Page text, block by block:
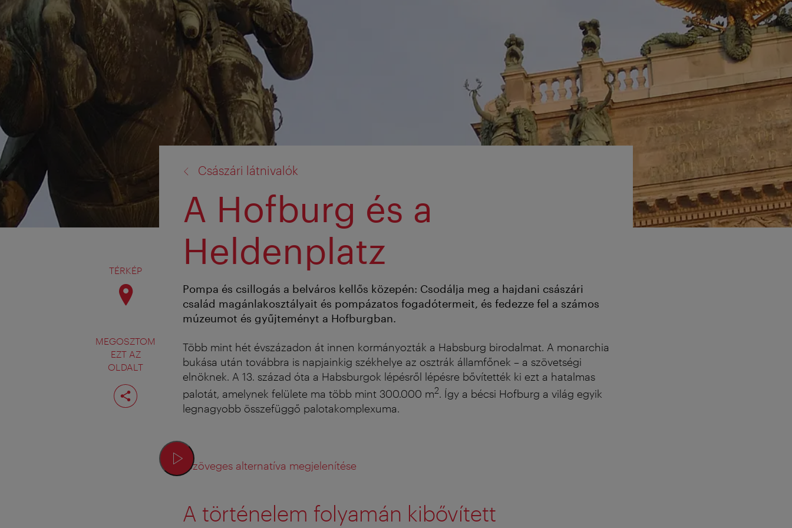
TÉRKÉP
MEGOSZTOM
EZT AZ
OLDALT
Oldal
megosztása
Császári látnivalók
A Hofburg és a
Heldenplatz
Pompa és csillogás a belváros kellős közepén: Csodálja meg a hajdani császári
család magánlakosztályait és pompázatos fogadótermeit, és fedezze fel a számos
múzeumot és gyűjteményt a Hofburgban.
Több mint hét évszázadon át innen kormányozták a Habsburg birodalmat. A monarchia
bukása után továbbra is napjainkig székhelye az osztrák államfőnek – a szövetségi
elnöknek. A 13. század óta a Habsburgok lépésről lépésre bővítették ki ezt a hatalmas
palotát, amelynek felülete ma több mint 300.000 m2. Így a bécsi Hofburg a világ egyik
legnagyobb összefüggő palotakomplexuma.
Szöveges alternatíva megjelenítése
A történelem folyamán kibővített